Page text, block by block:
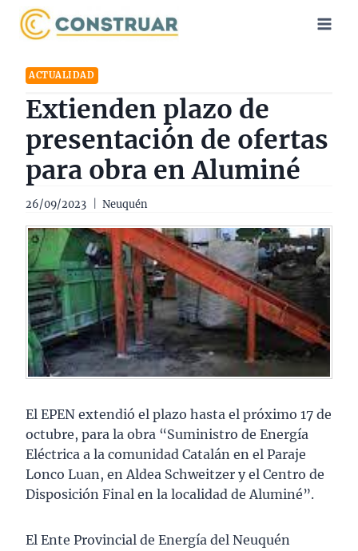
Saltar
ACTUALIDAD
Extienden plazo de
presentación de ofertas
para obra en Aluminé
26/09/2023 Neuquén
El EPEN extendió el plazo hasta el próximo 17 de
octubre, para la obra “Suministro de Energía
Eléctrica a la comunidad Catalán en el Paraje
Lonco Luan, en Aldea Schweitzer y el Centro de
Disposición Final en la localidad de Aluminé”.
El Ente Provincial de Energía del Neuquén